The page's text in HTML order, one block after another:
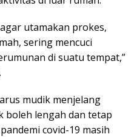
utamakan prokes,
sering mencuci
di suatu tempat,”
mudik menjelang
boleh lengah dan tetap
covid-19 masih